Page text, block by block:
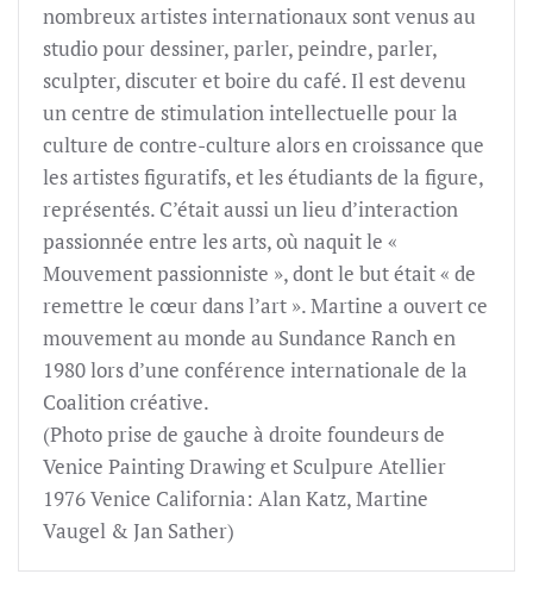
nombreux artistes internationaux sont venus au
studio pour dessiner, parler, peindre, parler,
sculpter, discuter et boire du café. Il est devenu
un centre de stimulation intellectuelle pour la
culture de contre-culture alors en croissance que
les artistes figuratifs, et les étudiants de la figure,
représentés. C’était aussi un lieu d’interaction
passionnée entre les arts, où naquit le «
Mouvement passionniste », dont le but était « de
remettre le cœur dans l’art ». Martine a ouvert ce
mouvement au monde au Sundance Ranch en
1980 lors d’une conférence internationale de la
Coalition créative.
(Photo prise de gauche à droite foundeurs de
Venice Painting Drawing et Sculpure Atellier
1976 Venice California: Alan Katz, Martine
Vaugel & Jan Sather)